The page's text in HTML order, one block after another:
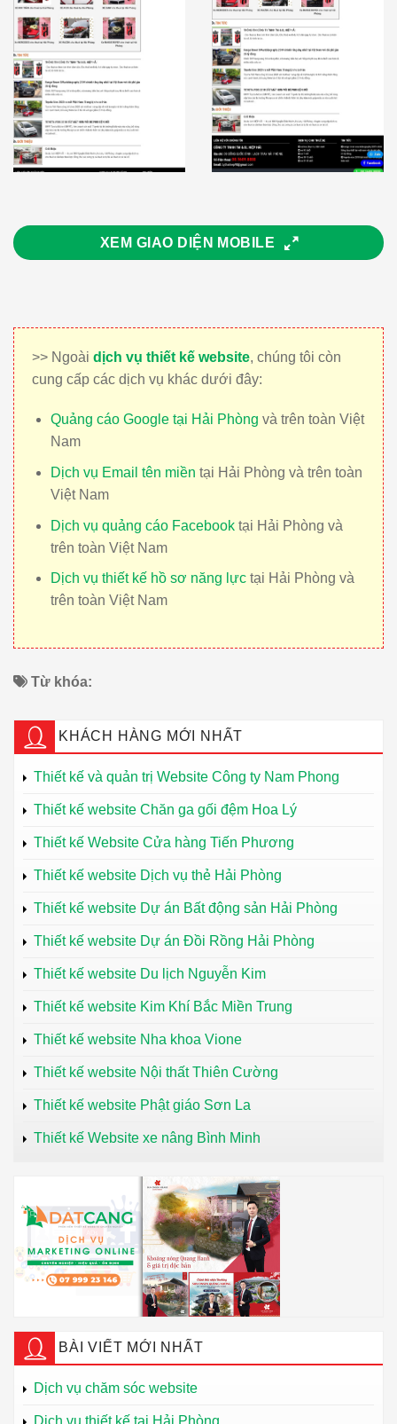
XEM GIAO DIỆN MOBILE
>> Ngoài dịch vụ thiết kế website, chúng tôi còn
cung cấp các dịch vụ khác dưới đây:
Quảng cáo Google tại Hải Phòng và trên toàn Việt
Nam
Dịch vụ Email tên miền tại Hải Phòng và trên toàn
Việt Nam
Dịch vụ quảng cáo Facebooktại Hải Phòng và
trên toàn Việt Nam
Dịch vụ thiết kế hồ sơ năng lựctại Hải Phòng và
trên toàn Việt Nam
Từ khóa:
KHÁCH HÀNG MỚI NHẤT
Thiết kế và quản trị Website Công ty Nam Phong
Thiết kế website Chăn ga gối đệm Hoa Lý
Thiết kế Website Cửa hàng Tiến Phương
Thiết kế website Dịch vụ thẻ Hải Phòng
Thiết kế website Dự án Bất động sản Hải Phòng
Thiết kế website Dự án Đồi Rồng Hải Phòng
Thiết kế website Du lịch Nguyễn Kim
Thiết kế website Kim Khí Bắc Miền Trung
Thiết kế website Nha khoa Vione
Thiết kế website Nội thất Thiên Cường
Thiết kế website Phật giáo Sơn La
Thiết kế Website xe nâng Bình Minh
BÀI VIẾT MỚI NHẤT
Dịch vụ chăm sóc website
Dịch vụ thiết kế tại Hải Phòng